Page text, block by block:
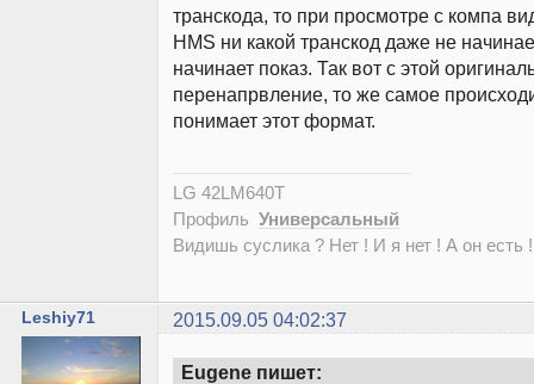
транскода, то при просмотре с компа
HMS ни какой транскод даже не
начинает показ. Так вот с этой
перенапрвление, то же самое
понимает этот формат.
LG 42LM640T
Профиль Универсальный
Видишь суслика ? Нет ! И я нет ! А он есть
Leshiy71 2015.09.05 04:02:37
Eugene пишет: